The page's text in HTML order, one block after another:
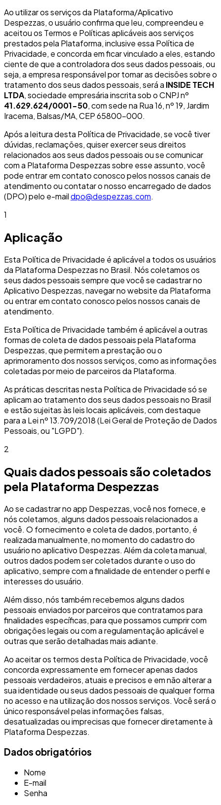
Ao utilizar os serviços da Plataforma/Aplicativo
Despezzas, o usuário confirma que leu, compreendeu e
aceitou os Termos e Políticas aplicáveis aos serviços
prestados pela Plataforma, inclusive essa Política de
Privacidade, e concorda em ficar vinculado a eles, estando
ciente de que a controladora dos seus dados pessoais, ou
seja, a empresa responsável por tomar as decisões sobre o
tratamento dos seus dados pessoais, será a INSIDE TECH
LTDA, sociedade empresária inscrita sob o CNPJ nº
41.629.624/0001-50, com sede na Rua 16, nº 19, Jardim
Iracema, Balsas/MA, CEP 65800-000.
Após a leitura desta Política de Privacidade, se você tiver
dúvidas, reclamações, quiser exercer seus direitos
relacionados aos seus dados pessoais ou se comunicar
com a Plataforma Despezzas sobre esse assunto, você
pode entrar em contato conosco pelos nossos canais de
atendimento ou contatar o nosso encarregado de dados
(DPO) pelo e-maildpo@despezzas.com.
1
Aplicação
Esta Política de Privacidade é aplicável a todos os usuários
da Plataforma Despezzas no Brasil. Nós coletamos os
seus dados pessoais sempre que você se cadastrar no
Aplicativo Despezzas, navegar no website da Plataforma
ou entrar em contato conosco pelos nossos canais de
atendimento.
Esta Política de Privacidade também é aplicável a outras
formas de coleta de dados pessoais pela Plataforma
Despezzas, que permitem a prestação ou o
aprimoramento dos nossos serviços, como as informações
coletadas por meio de parceiros da Plataforma.
As práticas descritas nesta Política de Privacidade só se
aplicam ao tratamento dos seus dados pessoais no Brasil
e estão sujeitas às leis locais aplicáveis, com destaque
para a Lei nº 13.709/2018 (Lei Geral de Proteção de Dados
Pessoais, ou "LGPD").
2
Quais dados pessoais são coletados
pela Plataforma Despezzas
Ao se cadastrar no app Despezzas, você nos fornece, e
nós coletamos, alguns dados pessoais relacionados a
você. O fornecimento e coleta de dados, portanto, é
realizada manualmente, no momento do cadastro do
usuário no aplicativo Despezzas. Além da coleta manual,
outros dados podem ser coletados durante o uso do
aplicativo, sempre com a finalidade de entender o perfil e
interesses do usuário.
Além disso, nós também recebemos alguns dados
pessoais enviados por parceiros que contratamos para
finalidades específicas, para que possamos cumprir com
obrigações legais ou com a regulamentação aplicável e
outras que serão detalhadas mais adiante.
Ao aceitar os termos desta Política de Privacidade, você
concorda expressamente em fornecer apenas dados
pessoais verdadeiros, atuais e precisos e em não alterar a
sua identidade ou seus dados pessoais de qualquer forma
no acesso e na utilização dos nossos serviços. Você será o
único responsável pelas informações falsas,
desatualizadas ou imprecisas que fornecer diretamente à
Plataforma Despezzas.
Dados obrigatórios
Nome
E-mail
Senha